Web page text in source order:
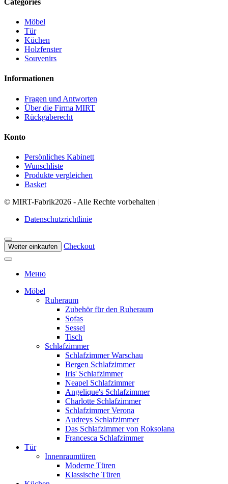
Categories
Möbel
Tür
Küchen
Holzfenster
Souvenirs
Informationen
Fragen und Antworten
Über die Firma MIRT
Rückgaberecht
Konto
Persönliches Kabinett
Wunschliste
Produkte vergleichen
Basket
© MIRT-Fabrik2026 - Alle Rechte vorbehalten |
Datenschutzrichtlinie
Weiter einkaufen Checkout
Меню
Möbel
Ruheraum
Zubehör für den Ruheraum
Sofas
Sessel
Tisch
Schlafzimmer
Schlafzimmer Warschau
Bergen Schlafzimmer
Iris' Schlafzimmer
Neapel Schlafzimmer
Angelique's Schlafzimmer
Charlotte Schlafzimmer
Schlafzimmer Verona
Audreys Schlafzimmer
Das Schlafzimmer von Roksolana
Francesca Schlafzimmer
Tür
Innenraumtüren
Moderne Türen
Klassische Türen